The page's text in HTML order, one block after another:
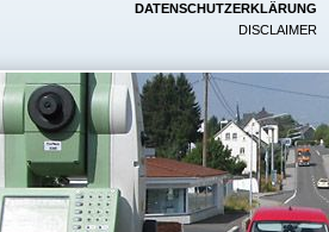
DATENSCHUTZERKLÄRUNG
DISCLAIMER